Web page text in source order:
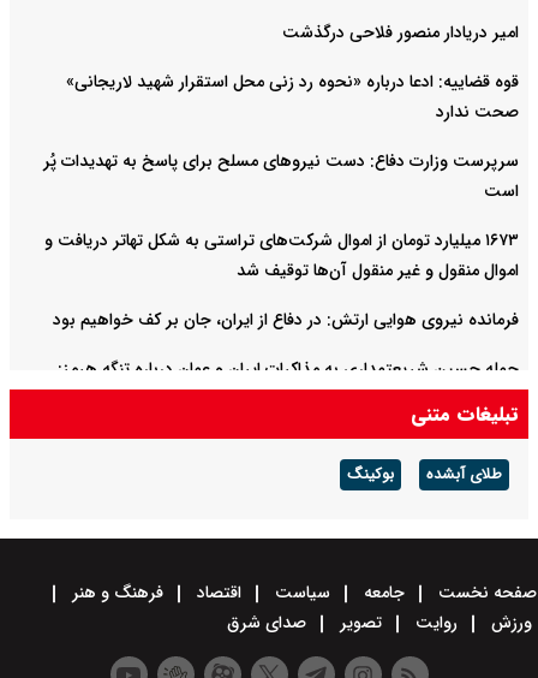
امیر دریادار منصور فلاحی درگذشت
قوه قضاییه: ادعا درباره «نحوه رد زنی محل استقرار شهید لاریجانی»
صحت ندارد
سرپرست وزارت دفاع: دست نیروهای مسلح برای پاسخ به تهدیدات پُر
است
۱۶۷۳ میلیارد تومان از اموال شرکت‌های تراستی به شکل تهاتر دریافت و
اموال منقول و غیر منقول آن‌ها توقیف شد
فرمانده نیروی هوایی ارتش: در دفاع از ایران، جان بر کف خواهیم بود
حمله حسین شریعتمداری به مذاکرات ایران و عمان درباره تنگه هرمز:
ویدیو
تبلیغات متنی
طلای آبشده بوکینگ
صفحه نخست جامعه سیاست اقتصاد
فرهنگ و هنر
ورزش
روایت تصویر صدای شرق